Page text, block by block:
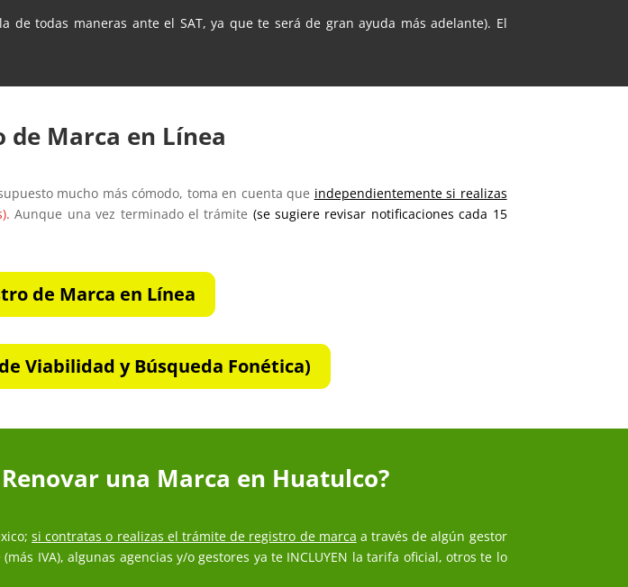
todas maneras ante el SAT, ya que te será de gran ayuda más adelante). El
de Marca en Línea
mucho más cómodo, toma en cuenta que independientemente si realizas
Aunque una vez terminado el trámite (se sugiere revisar notificaciones cada 15
de Marca en Línea
Viabilidad y Búsqueda Fonética)
una Marca en Huatulco?
si contratas o realizas el trámite de registro de marca a través de algún gestor
IVA), algunas agencias y/o gestores ya te INCLUYEN la tarifa oficial, otros te lo